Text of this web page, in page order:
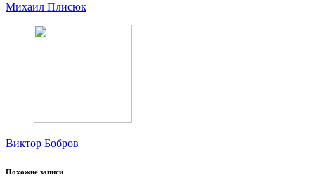
Михаил Плисюк
Виктор Бобров
Похожие записи